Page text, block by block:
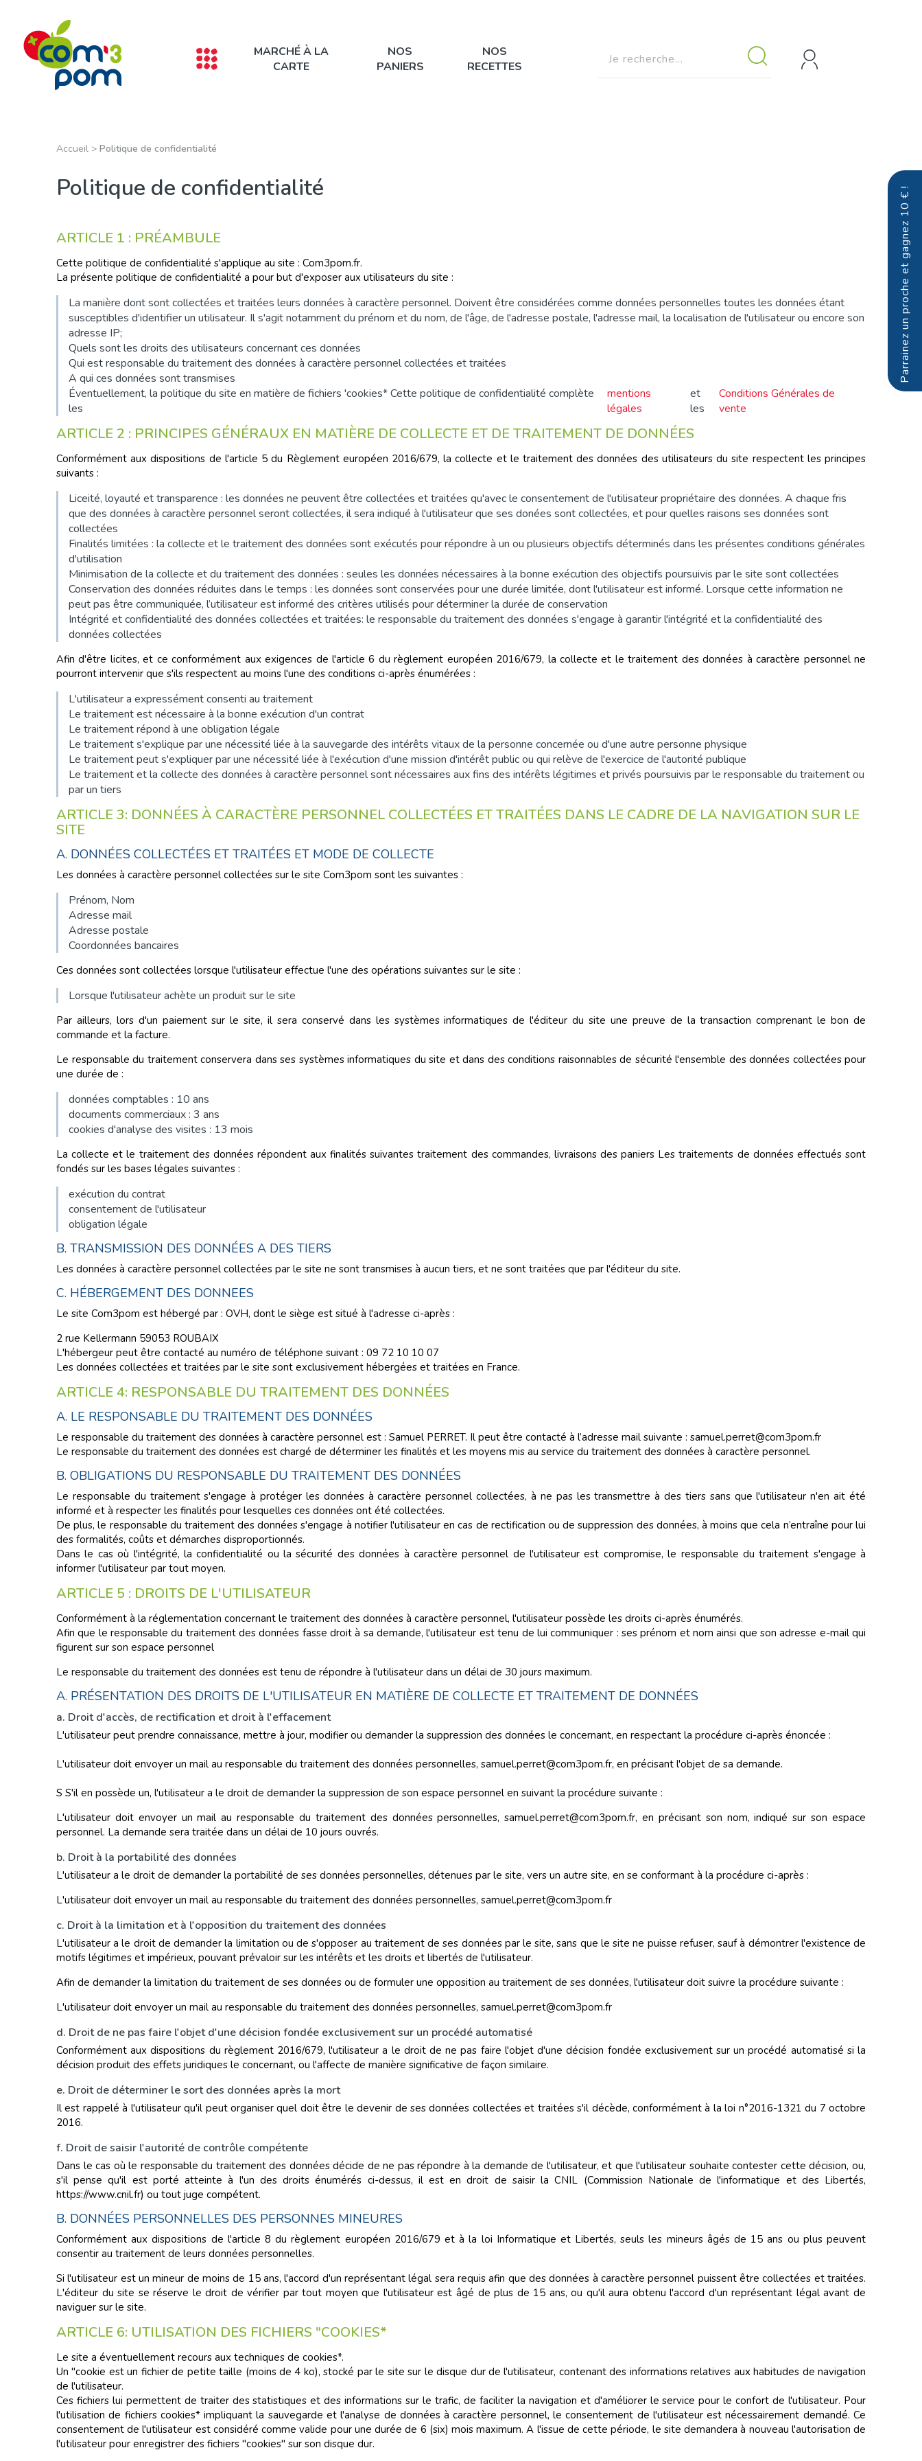
MARCHÉ À LA
CARTE
NOS
PANIERS
NOS
RECETTES
Parrainez un proche et gagnez 10 € !
Accueil > Politique de confidentialité
Politique de confidentialité
ARTICLE 1 : PRÉAMBULE
Cette politique de confidentialité s'applique au site : Com3pom.fr.
La présente politique de confidentialité a pour but d'exposer aux utilisateurs du site :
La manière dont sont collectées et traitées leurs données à caractère personnel. Doivent être considérées comme données personnelles toutes les données étant
susceptibles d'identifier un utilisateur. Il s'agit notamment du prénom et du nom, de l'âge, de l'adresse postale, l'adresse mail, la localisation de l'utilisateur ou encore son
adresse IP;
Quels sont les droits des utilisateurs concernant ces données
Qui est responsable du traitement des données à caractère personnel collectées et traitées
A qui ces données sont transmises
Éventuellement, la politique du site en matière de fichiers 'cookies* Cette politique de confidentialité complète
les
mentions
légales
et
les
Conditions Générales de
vente
ARTICLE 2 : PRINCIPES GÉNÉRAUX EN MATIÈRE DE COLLECTE ET DE TRAITEMENT DE DONNÉES
Conformément aux dispositions de l'article 5 du Règlement européen 2016/679, la collecte et le traitement des données des utilisateurs du site respectent les principes
suivants :
Liceité, loyauté et transparence : les données ne peuvent être collectées et traitées qu'avec le consentement de l'utilisateur propriétaire des données. A chaque fris
que des données à caractère personnel seront collectées, il sera indiqué à l'utilisateur que ses donées sont collectées, et pour quelles raisons ses données sont
collectées
Finalités limitées : la collecte et le traitement des données sont exécutés pour répondre à un ou plusieurs objectifs déterminés dans les présentes conditions générales
d'utilisation
Minimisation de la collecte et du traitement des données : seules les données nécessaires à la bonne exécution des objectifs poursuivis par le site sont collectées
Conservation des données réduites dans le temps : les données sont conservées pour une durée limitée, dont l'utilisateur est informé. Lorsque cette information ne
peut pas être communiquée, l’utilisateur est informé des critères utilisés pour déterminer la durée de conservation
Intégrité et confidentialité des données collectées et traitées: le responsable du traitement des données s'engage à garantir l'intégrité et la confidentialité des
données collectées
Afin d'être licites, et ce conformément aux exigences de l'article 6 du règlement européen 2016/679, la collecte et le traitement des données à caractère personnel ne
pourront intervenir que s'ils respectent au moins l'une des conditions ci-après énumérées :
L'utilisateur a expressément consenti au traitement
Le traitement est nécessaire à la bonne exécution d'un contrat
Le traitement répond à une obligation légale
Le traitement s'explique par une nécessité liée à la sauvegarde des intérêts vitaux de la personne concernée ou d'une autre personne physique
Le traitement peut s'expliquer par une nécessité liée à l'exécution d'une mission d'intérêt public ou qui relève de l'exercice de l'autorité publique
Le traitement et la collecte des données à caractère personnel sont nécessaires aux fins des intérêts légitimes et privés poursuivis par le responsable du traitement ou
par un tiers
ARTICLE 3: DONNÉES À CARACTÈRE PERSONNEL COLLECTÉES ET TRAITÉES DANS LE CADRE DE LA NAVIGATION SUR LE
SITE
A. DONNÉES COLLECTÉES ET TRAITÉES ET MODE DE COLLECTE
Les données à caractère personnel collectées sur le site Com3pom sont les suivantes :
Prénom, Nom
Adresse mail
Adresse postale
Coordonnées bancaires
Ces données sont collectées lorsque l'utilisateur effectue l'une des opérations suivantes sur le site :
Lorsque l'utilisateur achète un produit sur le site
Par ailleurs, lors d'un paiement sur le site, il sera conservé dans les systèmes informatiques de l'éditeur du site une preuve de la transaction comprenant le bon de
commande et la facture.
Le responsable du traitement conservera dans ses systèmes informatiques du site et dans des conditions raisonnables de sécurité l'ensemble des données collectées pour
une durée de :
données comptables : 10 ans
documents commerciaux : 3 ans
cookies d'analyse des visites : 13 mois
La collecte et le traitement des données répondent aux finalités suivantes traitement des commandes, livraisons des paniers Les traitements de données effectués sont
fondés sur les bases légales suivantes :
exécution du contrat
consentement de l'utilisateur
obligation légale
B. TRANSMISSION DES DONNÉES A DES TIERS
Les données à caractère personnel collectées par le site ne sont transmises à aucun tiers, et ne sont traitées que par l'éditeur du site.
C. HÉBERGEMENT DES DONNEES
Le site Com3pom est hébergé par : OVH, dont le siège est situé à l'adresse ci-après :
2 rue Kellermann 59053 ROUBAIX
L'hébergeur peut être contacté au numéro de téléphone suivant : 09 72 10 10 07
Les données collectées et traitées par le site sont exclusivement hébergées et traitées en France.
ARTICLE 4: RESPONSABLE DU TRAITEMENT DES DONNÉES
A. LE RESPONSABLE DU TRAITEMENT DES DONNÉES
Le responsable du traitement des données à caractère personnel est : Samuel PERRET. Il peut être contacté à l’adresse mail suivante : samuel.perret@com3pom.fr
Le responsable du traitement des données est chargé de déterminer les finalités et les moyens mis au service du traitement des données à caractère personnel.
B. OBLIGATIONS DU RESPONSABLE DU TRAITEMENT DES DONNÉES
Le responsable du traitement s'engage à protéger les données à caractère personnel collectées, à ne pas les transmettre à des tiers sans que l'utilisateur n'en ait été
informé et à respecter les finalités pour lesquelles ces données ont été collectées.
De plus, le responsable du traitement des données s'engage à notifier l'utilisateur en cas de rectification ou de suppression des données, à moins que cela n’entraîne pour lui
des formalités, coûts et démarches disproportionnés.
Dans le cas où l'intégrité, la confidentialité ou la sécurité des données à caractère personnel de l'utilisateur est compromise, le responsable du traitement s'engage à
informer l'utilisateur par tout moyen.
ARTICLE 5 : DROITS DE L'UTILISATEUR
Conformément à la réglementation concernant le traitement des données à caractère personnel, l'utilisateur possède les droits ci-après énumérés.
Afin que le responsable du traitement des données fasse droit à sa demande, l'utilisateur est tenu de lui communiquer : ses prénom et nom ainsi que son adresse e-mail qui
figurent sur son espace personnel
Le responsable du traitement des données est tenu de répondre à l'utilisateur dans un délai de 30 jours maximum.
A. PRÉSENTATION DES DROITS DE L'UTILISATEUR EN MATIÈRE DE COLLECTE ET TRAITEMENT DE DONNÉES
a. Droit d'accès, de rectification et droit à l'effacement
L'utilisateur peut prendre connaissance, mettre à jour, modifier ou demander la suppression des données le concernant, en respectant la procédure ci-après énoncée :
L'utilisateur doit envoyer un mail au responsable du traitement des données personnelles, samuel.perret@com3pom.fr, en précisant l'objet de sa demande.
S S'il en possède un, l'utilisateur a le droit de demander la suppression de son espace personnel en suivant la procédure suivante :
L'utilisateur doit envoyer un mail au responsable du traitement des données personnelles, samuel.perret@com3pom.fr, en précisant son nom, indiqué sur son espace
personnel. La demande sera traitée dans un délai de 10 jours ouvrés.
b. Droit à la portabilité des données
L'utilisateur a le droit de demander la portabilité de ses données personnelles, détenues par le site, vers un autre site, en se conformant à la procédure ci-après :
L'utilisateur doit envoyer un mail au responsable du traitement des données personnelles, samuel.perret@com3pom.fr
c. Droit à la limitation et à l'opposition du traitement des données
L'utilisateur a le droit de demander la limitation ou de s'opposer au traitement de ses données par le site, sans que le site ne puisse refuser, sauf à démontrer l'existence de
motifs légitimes et impérieux, pouvant prévaloir sur les intérêts et les droits et libertés de l'utilisateur.
Afin de demander la limitation du traitement de ses données ou de formuler une opposition au traitement de ses données, l'utilisateur doit suivre la procédure suivante :
L'utilisateur doit envoyer un mail au responsable du traitement des données personnelles, samuel.perret@com3pom.fr
d. Droit de ne pas faire l'objet d'une décision fondée exclusivement sur un procédé automatisé
Conformément aux dispositions du règlement 2016/679, l'utilisateur a le droit de ne pas faire l'objet d'une décision fondée exclusivement sur un procédé automatisé si la
décision produit des effets juridiques le concernant, ou l'affecte de manière significative de façon similaire.
e. Droit de déterminer le sort des données après la mort
Il est rappelé à l'utilisateur qu'il peut organiser quel doit être le devenir de ses données collectées et traitées s'il décède, conformément à la loi n°2016-1321 du 7 octobre
2016.
f. Droit de saisir l'autorité de contrôle compétente
Dans le cas où le responsable du traitement des données décide de ne pas répondre à la demande de l'utilisateur, et que l'utilisateur souhaite contester cette décision, ou,
s'il pense qu'il est porté atteinte à l'un des droits énumérés ci-dessus, il est en droit de saisir la CNIL (Commission Nationale de l'informatique et des Libertés,
https://www.cnil.fr) ou tout juge compétent.
B. DONNÉES PERSONNELLES DES PERSONNES MINEURES
Conformément aux dispositions de l'article 8 du règlement européen 2016/679 et à la loi Informatique et Libertés, seuls les mineurs âgés de 15 ans ou plus peuvent
consentir au traitement de leurs données personnelles.
Si l'utilisateur est un mineur de moins de 15 ans, l'accord d'un représentant légal sera requis afin que des données à caractère personnel puissent être collectées et traitées.
L'éditeur du site se réserve le droit de vérifier par tout moyen que l'utilisateur est âgé de plus de 15 ans, ou qu'il aura obtenu l'accord d'un représentant légal avant de
naviguer sur le site.
ARTICLE 6: UTILISATION DES FICHIERS "COOKIES*
Le site a éventuellement recours aux techniques de cookies*.
Un "cookie est un fichier de petite taille (moins de 4 ko), stocké par le site sur le disque dur de l'utilisateur, contenant des informations relatives aux habitudes de navigation
de l'utilisateur.
Ces fichiers lui permettent de traiter des statistiques et des informations sur le trafic, de faciliter la navigation et d'améliorer le service pour le confort de l'utilisateur. Pour
l'utilisation de fichiers cookies* impliquant la sauvegarde et l'analyse de données à caractère personnel, le consentement de l'utilisateur est nécessairement demandé. Ce
consentement de l'utilisateur est considéré comme valide pour une durée de 6 (six) mois maximum. A l'issue de cette période, le site demandera à nouveau l'autorisation de
l'utilisateur pour enregistrer des fichiers "cookies" sur son disque dur.